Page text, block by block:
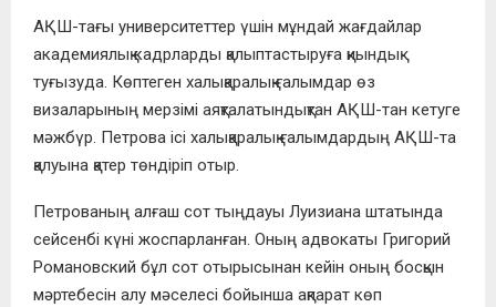
АҚШ-тағы университеттер үшін мұндай жағдайлар
академиялық кадрларды қалыптастыруға қиындық
туғызуда. Көптеген халықаралық ғалымдар өз
визаларының мерзімі аяқталатындықтан АҚШ-тан кетуге
мәжбүр. Петрова ісі халықаралық ғалымдардың АҚШ-та
қалуына қатер төндіріп отыр.
Петрованың алғаш сот тыңдауы Луизиана штатында
сейсенбі күні жоспарланған. Оның адвокаты Григорий
Романовский бұл сот отырысынан кейін оның босқын
мәртебесін алу мәселесі бойынша ақпарат көп